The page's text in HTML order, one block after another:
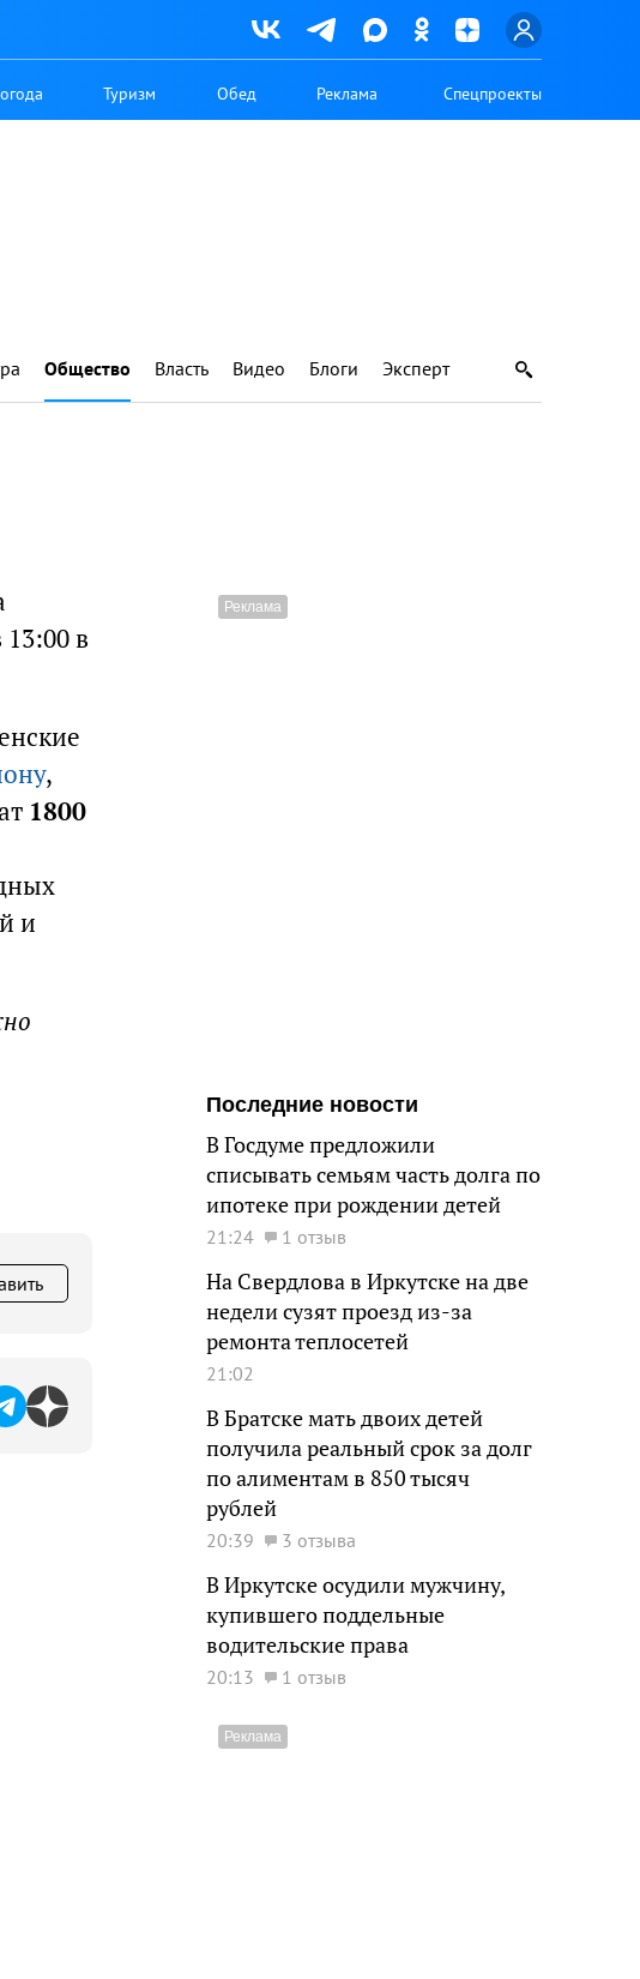
Туризм Обед Реклама Спецпроекты
Общество Власть Видео Блоги Эксперт
в
,
1800
и
Последние новости
В Госдуме предложили
списывать семьям часть долга по
ипотеке при рождении детей
21:24 1 отзыв
На Свердлова в Иркутске на две
недели сузят проезд из-за
ремонта теплосетей
21:02
В Братске мать двоих детей
получила реальный срок за долг
по алиментам в 850 тысяч
рублей
20:39 3 отзыва
В Иркутске осудили мужчину,
купившего поддельные
водительские права
20:13 1 отзыв